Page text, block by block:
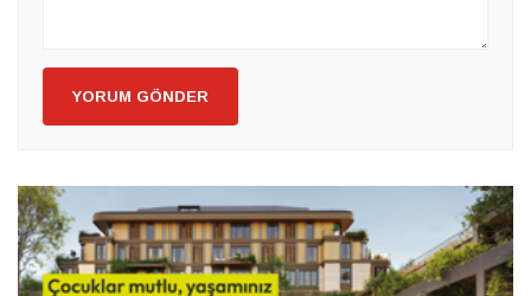
YORUM GÖNDER